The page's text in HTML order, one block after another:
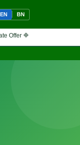
EN BN
🔷 Interested financial